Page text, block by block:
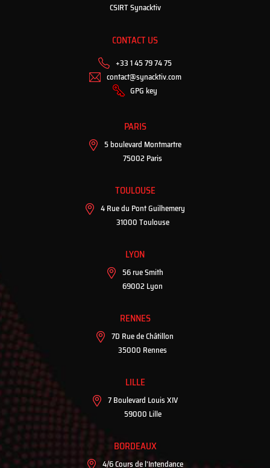
CSIRT Synacktiv
CONTACT US
+33 1 45 79 74 75
contact@synacktiv.com
GPG key
PARIS
5 boulevard Montmartre
75002 Paris
TOULOUSE
4 Rue du Pont Guilhemery
31000 Toulouse
LYON
56 rue Smith
69002 Lyon
RENNES
7D Rue de Châtillon
35000 Rennes
LILLE
7 Boulevard Louis XIV
59000 Lille
BORDEAUX
4/6 Cours de l'Intendance